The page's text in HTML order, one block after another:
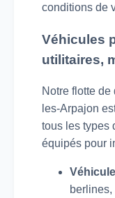
conditions de
Véhicules
utilitaires,
Notre flotte
les-Arpajon
tous les types
équipés pour